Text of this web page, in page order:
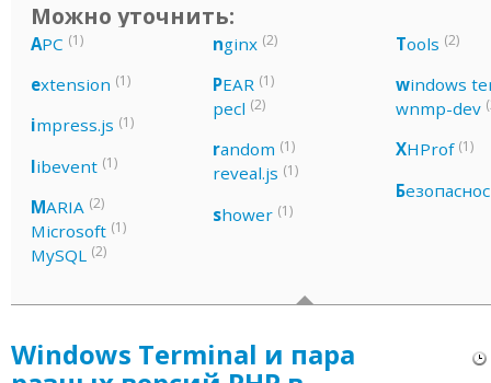
Можно уточнить:
APC (1)
extension (1)
impress.js (1)
libevent (1)
MARIA (2)
Microsoft (1)
MySQL (2)
nginx (2)
PEAR (1)
pecl (2)
random (1)
reveal.js (1)
shower (1)
Tools (2)
windows
wnmp-dev
XHProf (1)
Б
Windows Terminal и пара